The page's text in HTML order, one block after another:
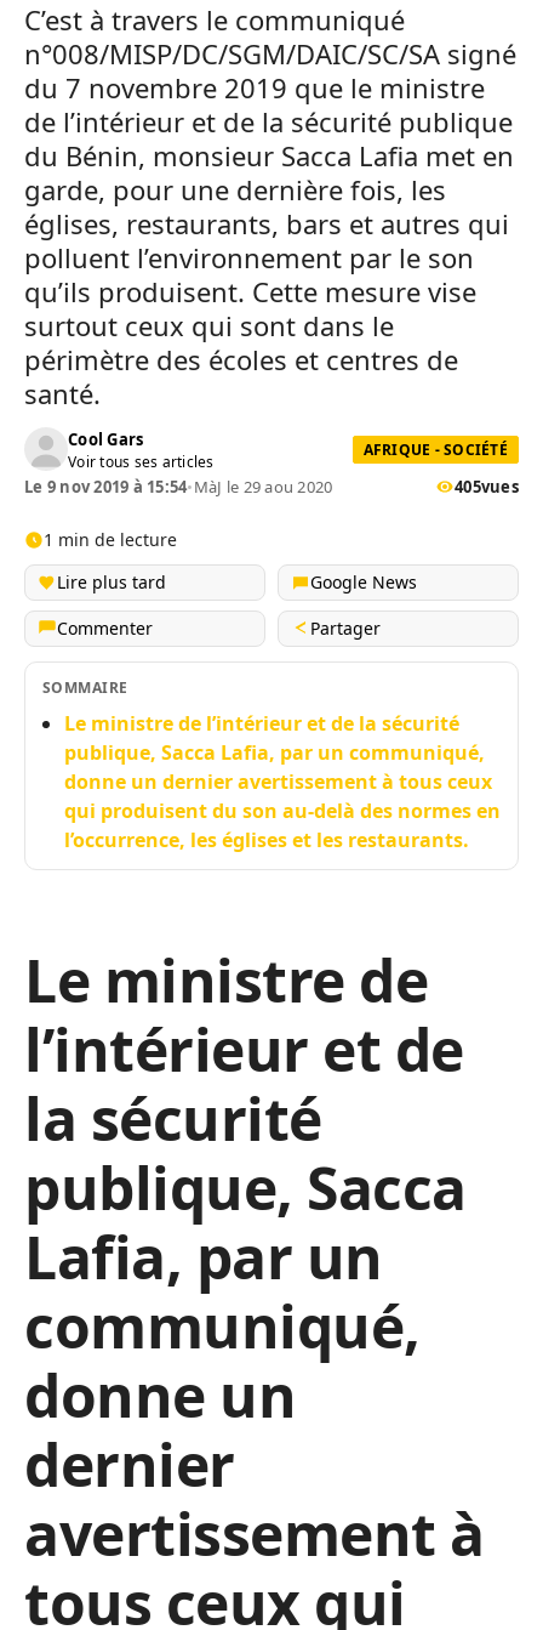
C’est à travers le communiqué
n°008/MISP/DC/SGM/DAIC/SC/SA signé
du 7 novembre 2019 que le ministre
de l’intérieur et de la sécurité publique
du Bénin, monsieur Sacca Lafia met en
garde, pour une dernière fois, les
églises, restaurants, bars et autres qui
polluent l’environnement par le son
qu’ils produisent. Cette mesure vise
surtout ceux qui sont dans le
périmètre des écoles et centres de
santé.
Cool Gars
Voir tous ses articles
AFRIQUE - SOCIÉTÉ
Le 9 nov 2019 à 15:54•MàJ le 29 aou 2020 405vues
1 min de lecture
Lire plus tard
Google News
Commenter
Partager
SOMMAIRE
Le ministre de l’intérieur et de la sécurité
publique, Sacca Lafia, par un communiqué,
donne un dernier avertissement à tous ceux
qui produisent du son au-delà des normes en
l’occurrence, les églises et les restaurants.
Le ministre de
l’intérieur et de
la sécurité
publique, Sacca
Lafia, par un
communiqué,
donne un
dernier
avertissement à
tous ceux qui